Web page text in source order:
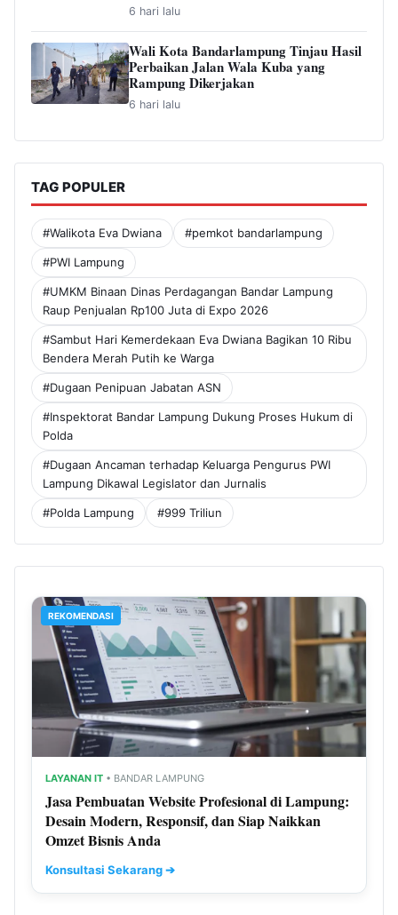
6 hari lalu
Wali Kota Bandarlampung Tinjau Hasil
Perbaikan Jalan Wala Kuba yang
Rampung Dikerjakan
6 hari lalu
TAG POPULER
#Walikota Eva Dwiana #pemkot bandarlampung
#PWI Lampung
#UMKM Binaan Dinas Perdagangan Bandar Lampung
Raup Penjualan Rp100 Juta di Expo 2026
#Sambut Hari Kemerdekaan Eva Dwiana Bagikan 10 Ribu
Bendera Merah Putih ke Warga
#Dugaan Penipuan Jabatan ASN
#Inspektorat Bandar Lampung Dukung Proses Hukum di
Polda
#Dugaan Ancaman terhadap Keluarga Pengurus PWI
Lampung Dikawal Legislator dan Jurnalis
#Polda Lampung #999 Triliun
REKOMENDASI
LAYANAN IT • BANDAR LAMPUNG
Jasa Pembuatan Website Profesional di Lampung:
Desain Modern, Responsif, dan Siap Naikkan
Omzet Bisnis Anda
Konsultasi Sekarang ➔